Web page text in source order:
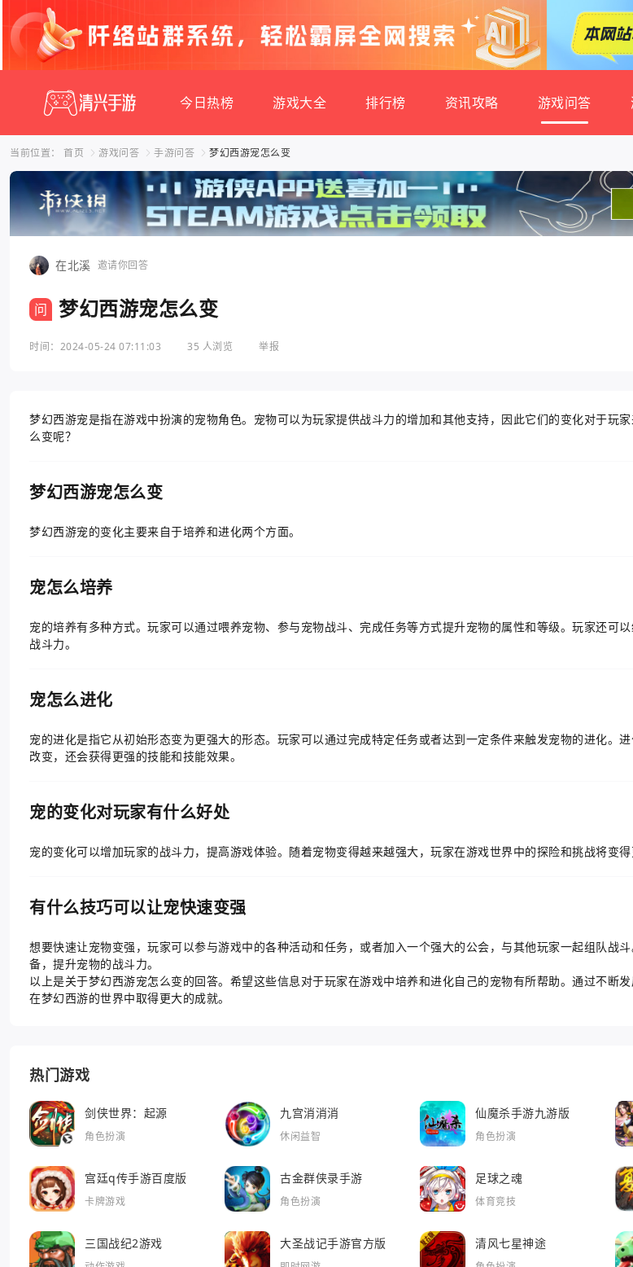
今日热榜 游戏大全 排行榜 资讯攻略 游戏问答
当前位置： 首页 游戏问答 手游问答 梦幻西游宠怎么变
在北溪 邀请你回答
问 梦幻西游宠怎么变
时间：2024-05-24 07:11:03 35 人浏览 举报
梦幻西游宠是指在游戏中扮演的宠物角色。宠物可以为玩家提供战斗力的增加和其他支持，因此它们的变化对于玩
么变呢？
梦幻西游宠怎么变
梦幻西游宠的变化主要来自于培养和进化两个方面。
宠怎么培养
宠的培养有多种方式。玩家可以通过喂养宠物、参与宠物战斗、完成任务等方式提升宠物的属性和等级。玩家还可
战斗力。
宠怎么进化
宠的进化是指它从初始形态变为更强大的形态。玩家可以通过完成特定任务或者达到一定条件来触发宠物的进化。
改变，还会获得更强的技能和技能效果。
宠的变化对玩家有什么好处
宠的变化可以增加玩家的战斗力，提高游戏体验。随着宠物变得越来越强大，玩家在游戏世界中的探险和挑战将变得
有什么技巧可以让宠快速变强
想要快速让宠物变强，玩家可以参与游戏中的各种活动和任务，或者加入一个强大的公会，与其他玩家一起组队战
备，提升宠物的战斗力。
以上是关于梦幻西游宠怎么变的回答。希望这些信息对于玩家在游戏中培养和进化自己的宠物有所帮助。通过不断
在梦幻西游的世界中取得更大的成就。
热门游戏
剑侠世界：起源
角色扮演
九宫消消消
休闲益智
仙魔杀手游九游版
角色扮演
宫廷q传手游百度版
卡牌游戏
古金群侠录手游
角色扮演
足球之魂
体育竞技
三国战纪2游戏 大圣战记手游官方版 清风七星神途